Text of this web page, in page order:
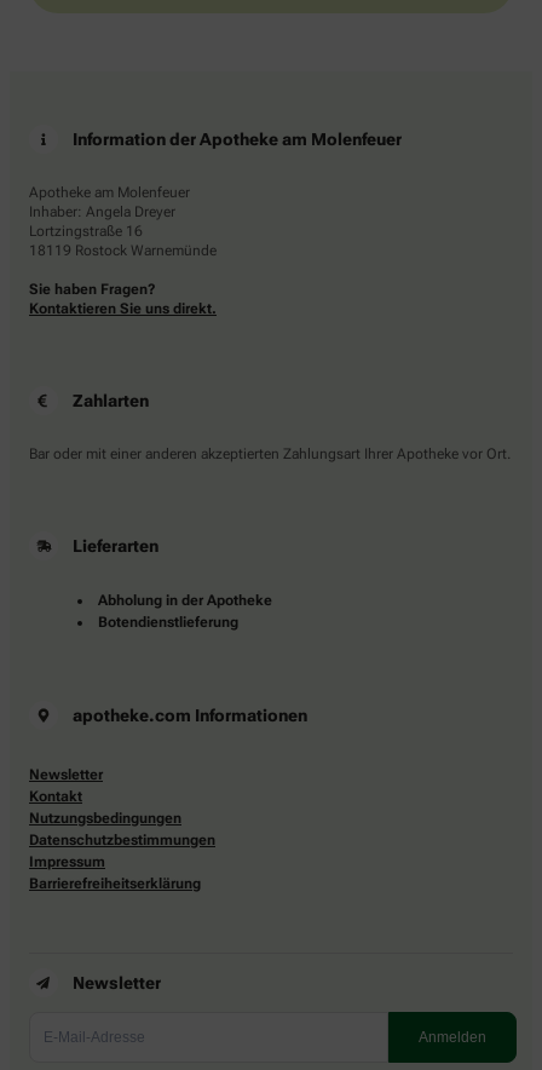
Information der Apotheke am Molenfeuer
Apotheke am Molenfeuer
Inhaber: Angela Dreyer
Lortzingstraße 16
18119 Rostock Warnemünde
Sie haben Fragen?
Kontaktieren Sie uns direkt.
Zahlarten
Bar oder mit einer anderen akzeptierten Zahlungsart Ihrer Apotheke vor Ort.
Lieferarten
Abholung in der Apotheke
Botendienstlieferung
apotheke.com Informationen
Newsletter
Kontakt
Nutzungsbedingungen
Datenschutzbestimmungen
Impressum
Barrierefreiheitserklärung
Newsletter